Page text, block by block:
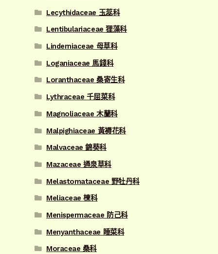
Lecythidaceae 玉蕊科
Lentibulariaceae 狸藻科
Linderniaceae 母草科
Loganiaceae 馬錢科
Loranthaceae 桑寄生科
Lythraceae 千屈菜科
Magnoliaceae 木蘭科
Malpighiaceae 黃褥花科
Malvaceae 錦葵科
Mazaceae 通泉草科
Melastomataceae 野牡丹科
Meliaceae 楝科
Menispermaceae 防己科
Menyanthaceae 睡菜科
Moraceae 桑科